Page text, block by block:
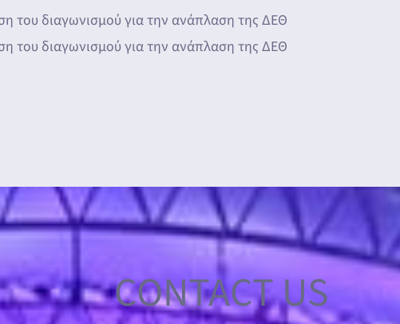
του διαγωνισμού για την ανάπλαση της ΔΕΘ
του διαγωνισμού για την ανάπλαση της ΔΕΘ
CONTACT US